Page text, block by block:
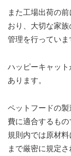
また工場出荷の
おり、大切な家
管理を行っていま
ハッピーキャッ
あります。
ペットフードの
費に適合するもの
規則内では原材
まで厳密に規定